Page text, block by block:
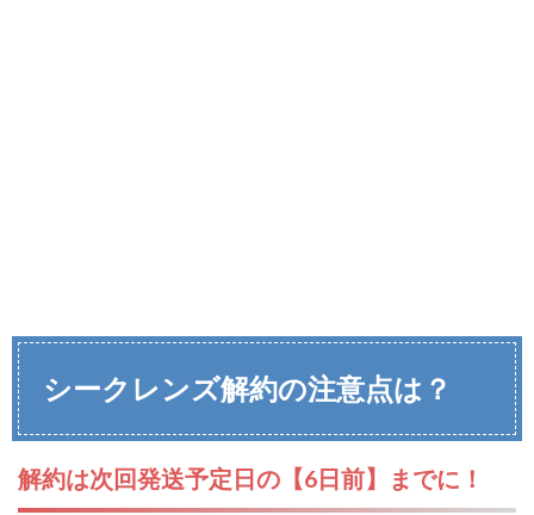
シークレンズ解約の注意点は？
解約は次回発送予定日の【6日前】までに！